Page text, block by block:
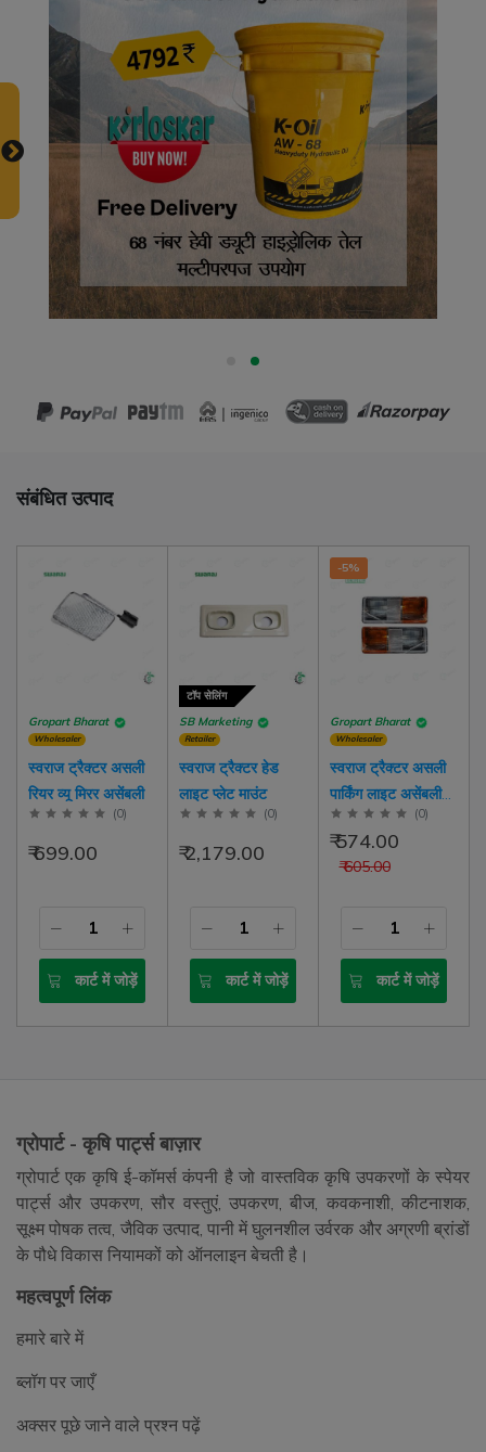
संबंधित उत्पाद
Gropart Bharat
Wholesaler
स्वराज ट्रैक्टर असली
रियर व्यू मिरर असेंबली
(0)
₹ 699.00
कार्ट में जोड़ें
टॉप सेलिंग
SB Marketing
Retailer
स्वराज ट्रैक्टर हेड
लाइट प्लेट माउंट
(0)
₹ 2,179.00
कार्ट में जोड़ें
-5%
Gropart Bharat
Wholesaler
स्वराज ट्रैक्टर असली
पार्किंग लाइट असेंबली
लेफ्ट साइड | राईट
साइड
(0)
₹ 605.00
₹ 574.00
कार्ट में जोड़ें
ग्रोपार्ट - कृषि पार्ट्स बाज़ार
ग्रोपार्ट एक कृषि ई-कॉमर्स कंपनी है जो वास्तविक कृषि उपकरणों के स्पेयर
पार्ट्स और उपकरण, सौर वस्तुएं, उपकरण, बीज, कवकनाशी, कीटनाशक,
सूक्ष्म पोषक तत्व, जैविक उत्पाद, पानी में घुलनशील उर्वरक और अग्रणी ब्रांडों
के पौधे विकास नियामकों को ऑनलाइन बेचती है।
महत्वपूर्ण लिंक
हमारे बारे में
ब्लॉग पर जाएँ
अक्सर पूछे जाने वाले प्रश्न पढ़ें